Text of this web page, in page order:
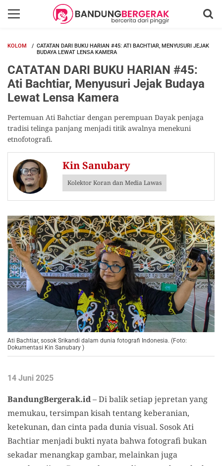
KOLOM
CATATAN DARI BUKU HARIAN #45: ATI BACHTIAR, MENYUSURI JEJAK
BUDAYA LEWAT LENSA KAMERA
CATATAN DARI BUKU HARIAN #45:
Ati Bachtiar, Menyusuri Jejak Budaya
Lewat Lensa Kamera
Pertemuan Ati Bahctiar dengan perempuan Dayak penjaga
tradisi telinga panjang menjadi titik awalnya menekuni
etnofotografi.
Kin Sanubary
Kolektor Koran dan Media Lawas
Ati Bachtiar, sosok Srikandi dalam dunia fotografi Indonesia. (Foto:
Dokumentasi Kin Sanubary )
14 Juni 2025
BandungBergerak.id– Di balik setiap jepretan yang
memukau, tersimpan kisah tentang keberanian,
ketekunan, dan cinta pada dunia visual. Sosok Ati
Bachtiar menjadi bukti nyata bahwa fotografi bukan
sekadar menangkap gambar, melainkan juga